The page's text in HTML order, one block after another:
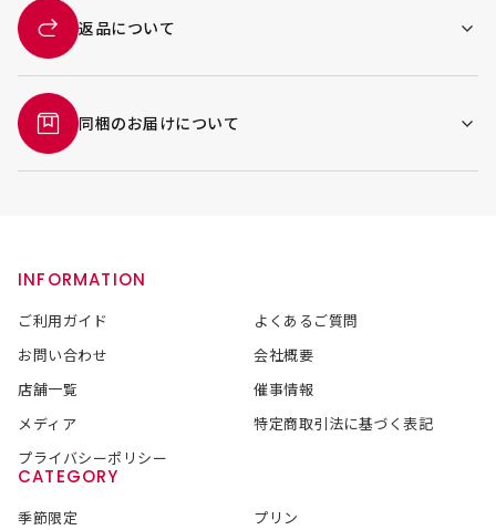
返品について
同梱のお届けについて
INFORMATION
ご利用ガイド
よくあるご質問
お問い合わせ
会社概要
店舗一覧
催事情報
メディア
特定商取引法に基づく表記
プライバシーポリシー
CATEGORY
季節限定
プリン